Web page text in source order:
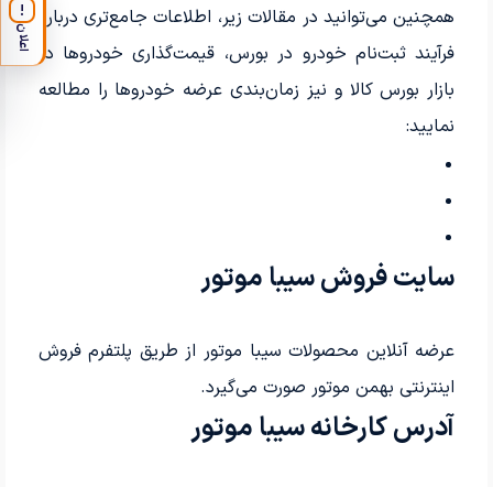
همچنین می‌توانید در مقالات زیر، اطلاعات جامع‌تری درباره
فرآیند ثبت‌نام خودرو در بورس، قیمت‌گذاری خودروها در
بازار بورس کالا و نیز زمان‌بندی عرضه خودروها را مطالعه
نمایید:
سایت فروش سیبا موتور
عرضه آنلاین محصولات سیبا موتور از طریق پلتفرم فروش
اینترنتی بهمن موتور صورت می‌گیرد.
آدرس کارخانه سیبا موتور
!
اعلان